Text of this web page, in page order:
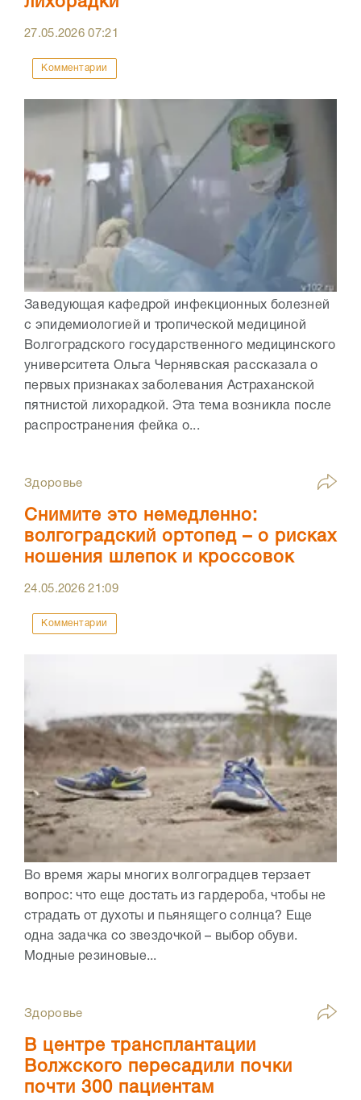
27.05.202607:21
Комментарии
Заведующая кафедрой инфекционных болезней
с эпидемиологией и тропической медициной
Волгоградского государственного медицинского
университета Ольга Чернявская рассказала о
первых признаках заболевания Астраханской
пятнистой лихорадкой. Эта тема возникла после
распространения фейка о...
Здоровье
Снимите это немедленно:
волгоградский ортопед – о рисках
ношения шлепок и кроссовок
24.05.202621:09
Комментарии
Во время жары многих волгоградцев терзает
вопрос: что еще достать из гардероба, чтобы не
страдать от духоты и пьянящего солнца? Еще
одна задачка со звездочкой – выбор обуви.
Модные резиновые...
Здоровье
В центре трансплантации
Волжского пересадили почки
почти 300 пациентам